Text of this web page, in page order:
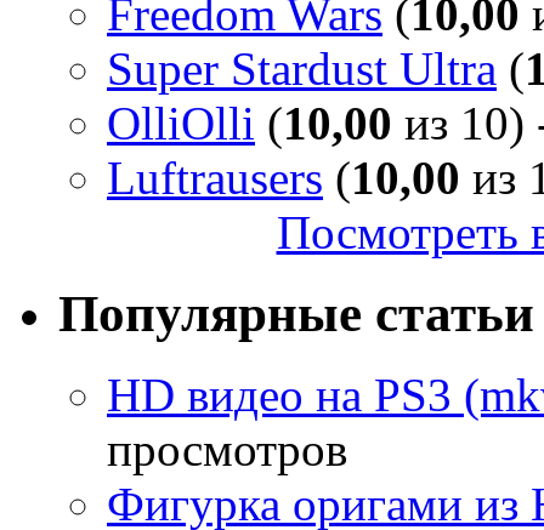
Freedom Wars (10,00
Super Stardust Ultra (
OlliOlli (10,00 из 10)
Luftrausers (10,00 из
Посмотреть
Популярные статьи
HD видео на PS3
просмотров
Фигурка оригами из